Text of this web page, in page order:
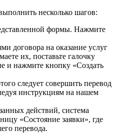
несколько шагов:
формы. Нажмите
договора на оказание услуг
их, поставьте галочку
и нажмите кнопку «Создать
следует совершить перевод
инструкциям на нашем
действий, система
«Состояние заявки», где
перевода.